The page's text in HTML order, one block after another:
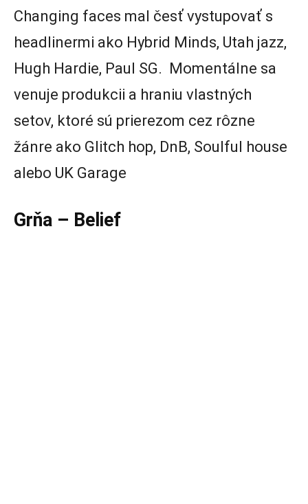
Changing faces mal česť vystupovať s
headlinermi ako Hybrid Minds, Utah jazz,
Hugh Hardie, Paul SG. Momentálne sa
venuje produkcii a hraniu vlastných
setov, ktoré sú prierezom cez rôzne
žánre ako Glitch hop, DnB, Soulful house
alebo UK Garage
Grňa – Belief